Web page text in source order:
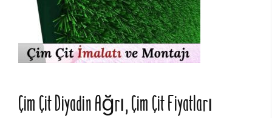
Çim Çit Diyadin Ağrı, Çim Çit Fiyatları